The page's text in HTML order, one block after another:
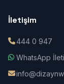
İletişim
444 0 947
WhatsApp